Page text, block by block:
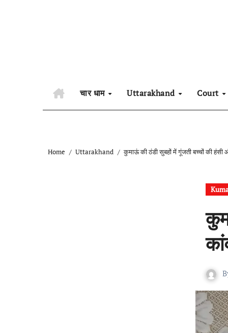
चार धाम Uttarakhand Court
Home Uttarakhand कुमाऊं की ठंडी सुबहों में गूंजती बच्चों की हंसी